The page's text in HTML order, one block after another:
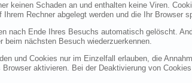
keinen Schaden an und enthalten keine Viren.
Rechner abgelegt werden und die Ihr Browser
nach Ende Ihres Besuchs automatisch gelöscht.
nächsten Besuch wiederzuerkennen.
und Cookies nur im Einzelfall erlauben, die
aktivieren. Bei der Deaktivierung von